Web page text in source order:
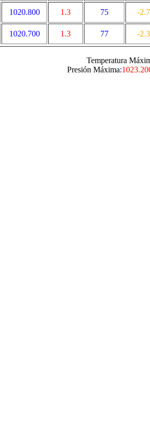
1020.800 1.3 75
-2.7
1020.700 1.3 77 -2.3
Temperatura
Presión Máxima: